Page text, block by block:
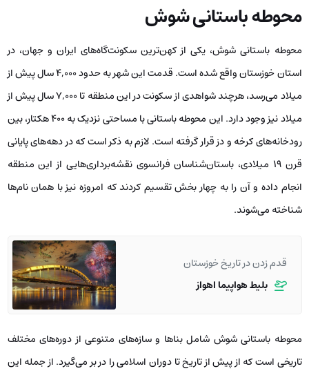
محوطه باستانی شوش
محوطه باستانی شوش، یکی از کهن‌ترین سکونت‌گاه‌های ایران و جهان، در
استان خوزستان واقع شده است. قدمت این شهر به حدود ۴,۰۰۰ سال پیش از
میلاد می‌رسد، هرچند شواهدی از سکونت در این منطقه تا ۷,۰۰۰ سال پیش از
میلاد نیز وجود دارد. این محوطه باستانی با مساحتی نزدیک به ۴۰۰ هکتار، بین
رودخانه‌های کرخه و دز قرار گرفته است. لازم به ذکر است که در دهه‌های پایانی
قرن ۱۹ میلادی، باستان‌شناسان فرانسوی نقشه‌برداری‌هایی از این منطقه
انجام داده و آن را به چهار بخش تقسیم کردند که امروزه نیز با همان نام‌ها
شناخته می‌شوند.
قدم زدن در تاریخ خوزستان
بلیط هواپیما اهواز
محوطه باستانی شوش شامل بناها و سازه‌های متنوعی از دوره‌های مختلف
تاریخی است که از پیش از تاریخ تا دوران اسلامی را در بر می‌گیرد. از جمله این